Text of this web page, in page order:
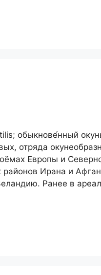
обыкнове́нный
отряда
Европы и
Ирана и
Ранее в